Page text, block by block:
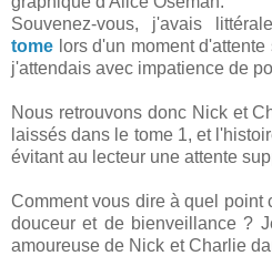
Souvenez-vous, j'avais
tome lors d'un moment
j'attendais avec impatience de
Nous retrouvons donc Nick et
laissés dans le tome 1, et
évitant au lecteur une attente
Comment vous dire à quel point
douceur et de bienveillance ?
amoureuse de Nick et Charlie